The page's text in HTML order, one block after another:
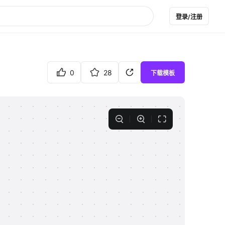
登录/注册
0 28 下载模板